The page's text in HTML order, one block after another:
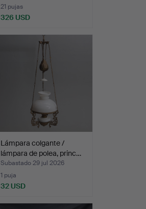
21 pujas
326 USD
Lámpara colgante /
lámpara de polea, princ…
Subastado 29 jul 2026
1 puja
32 USD